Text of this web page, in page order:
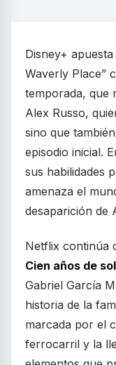
Disney+
Waverly Place”
temporada, que
Alex Russo,
sino que
episodio inicial.
sus habilidades
amenaza el
desaparición de
Netflix continúa
Cien años de
Gabriel García
historia de la
marcada por el
ferrocarril y la